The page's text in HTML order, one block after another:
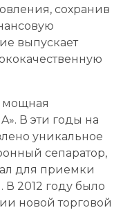
сохранив
выпускает
мощная
В эти годы на
уникальное
сепаратор,
для приемки
2012 году было
новой торговой